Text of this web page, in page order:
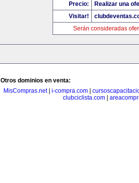
Precio:
Realizar una
Visitar!
Serán consideradas
Otros dominios en venta:
MisCompras.net| i-compra.com|
clubciclista.com|